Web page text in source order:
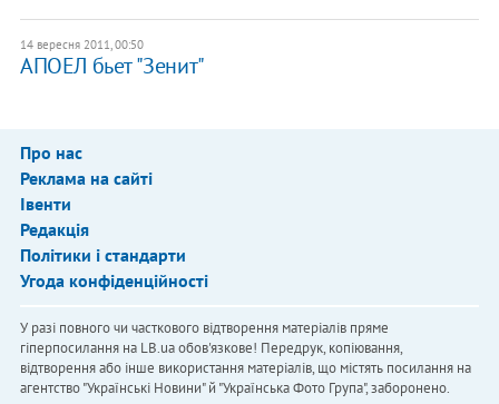
14 вересня 2011, 00:50
АПОЕЛ бьет "Зенит"
Про нас
Реклама на сайті
Івенти
Редакція
Політики і стандарти
Угода конфіденційності
У разі повного чи часткового відтворення матеріалів пряме
гіперпосилання на LB.ua обов'язкове! Передрук, копіювання,
відтворення або інше використання матеріалів, що містять посилання на
агентство "Українськi Новини" й "Українська Фото Група", заборонено.